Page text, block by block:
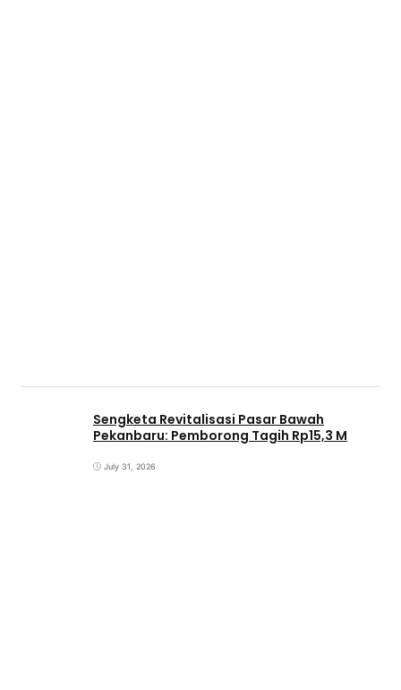
Sengketa Revitalisasi Pasar Bawah
Pekanbaru: Pemborong Tagih Rp15,3 M
July 31, 2026